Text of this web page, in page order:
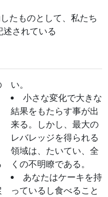
たものとして、私たち
述されている
い。
小さな変化で大きな
結果をもたらす事が出
来る。しかし、最大の
レバレッジを得られる
領域は、たいてい、全
くの不明瞭である。
あなたはケーキを持
っているし食べること